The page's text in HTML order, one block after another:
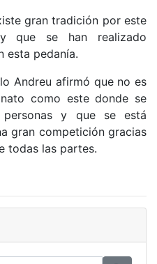
gran tradición por este
que se han realizado
esta pedanía.
afirmó que no es
como este donde se
y que se está
gran competición gracias
todas las partes.